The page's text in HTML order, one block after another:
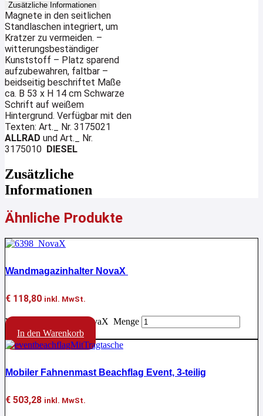
Zusätzliche Informationen
Magnete in den seitlichen
Standlaschen integriert, um
Kratzer zu vermeiden. –
witterungsbeständiger
Kunststoff – Platz sparend
aufzubewahren, faltbar –
beidseitig beschriftet Maße
ca. B 53 x H 14 cm Schwarze
Schrift auf weißem
Hintergrund. Verfügbar mit den
Texten: Art._ Nr. 3175021
ALLRAD und Art._ Nr.
3175010 DIESEL
Zusätzliche
Informationen
Ähnliche Produkte
Wandmagazinhalter NovaX
€ 118,80 inkl. MwSt.
Wandmagazinhalter NovaX Menge
In den Warenkorb
Mobiler Fahnenmast Beachflag Event, 3-teilig
€ 503,28 inkl. MwSt.